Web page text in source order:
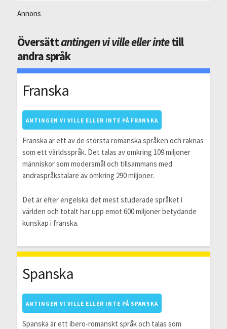
Annons
Översättantingen vi ville eller intetill
andra språk
Franska
ANTINGEN VI VILLE ELLER INTE PÅ FRANSKA
Franska är ett av de största romanska språken och räknas
som ett världsspråk. Det talas av omkring 109 miljoner
människor som modersmål och tillsammans med
andraspråkstalare av omkring 290 miljoner.
Det är efter engelska det mest studerade språket i
världen och totalt har upp emot 600 miljoner betydande
kunskap i franska.
Spanska
ANTINGEN VI VILLE ELLER INTE PÅ SPANSKA
Spanska är ett ibero-romanskt språk och talas som